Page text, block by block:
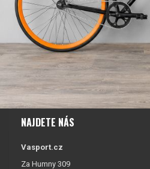
NAJDETE NÁS
Vasport.cz
Za Humny 309